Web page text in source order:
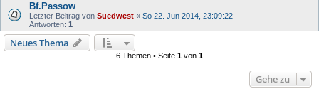
Bf.Passow
Letzter Beitrag von Suedwest « So 22. Jun 2014, 23:09:22
Antworten: 1
Neues Thema
6 Themen • Seite 1 von 1
Gehe zu